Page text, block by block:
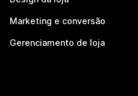
Marketing e conversão
Gerenciamento de loja